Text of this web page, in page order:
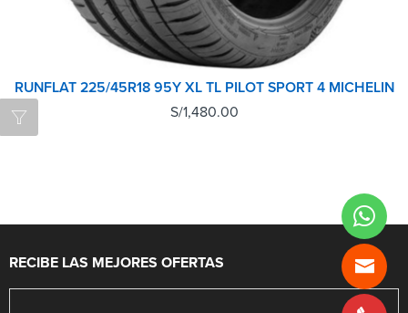
RUNFLAT 225/45R18 95Y XL TL PILOT SPORT 4 MICHELIN
S/1,480.00
RECIBE LAS MEJORES OFERTAS